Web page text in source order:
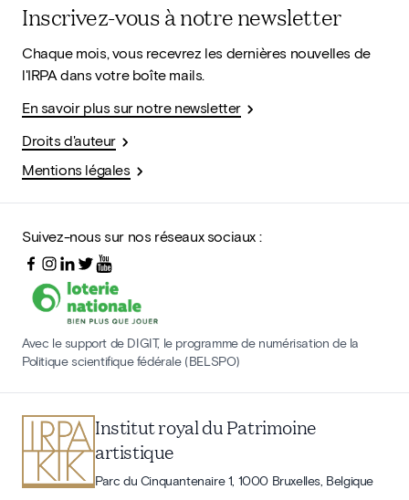
Inscrivez-vous à notre newsletter
Chaque mois, vous recevrez les dernières nouvelles de
l'IRPA dans votre boîte mails.
En savoir plus sur notre newsletter
Droits d'auteur
Mentions légales
Suivez-nous sur nos réseaux sociaux :
Avec le support de DIGIT, le programme de numérisation de la
Politique scientifique fédérale (BELSPO)
Institut royal du Patrimoine
artistique
Parc du Cinquantenaire 1, 1000 Bruxelles, Belgique